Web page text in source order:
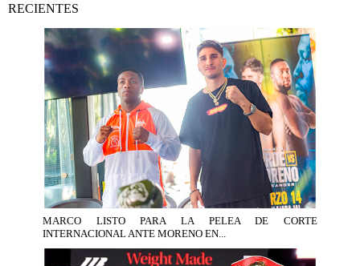
RECIENTES
MARCO LISTO PARA LA PELEA DE CORTE
INTERNACIONAL ANTE MORENO EN...